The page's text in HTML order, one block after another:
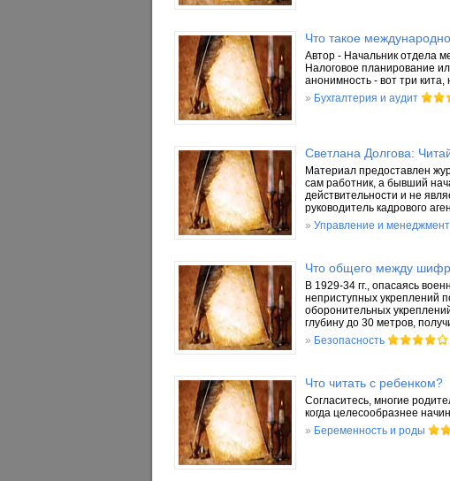
Что такое
Автор - Начальник отдела
Налоговое планирование
анонимность - вот три
» Бухгалтерия и аудит
Светлана Долгова:
Материал предоставлен
сам работник, а бывший
действительности и не
руководитель кадрового
» Управление и менеджмент
Что общего между
В 1929-34 гг., опасаясь
неприступных укреплений
оборонительных
глубину до 30 метров,
» Безопасность
Что читать с ребенком?
Согласитесь, многие
когда целесообразнее
» Беременность и роды